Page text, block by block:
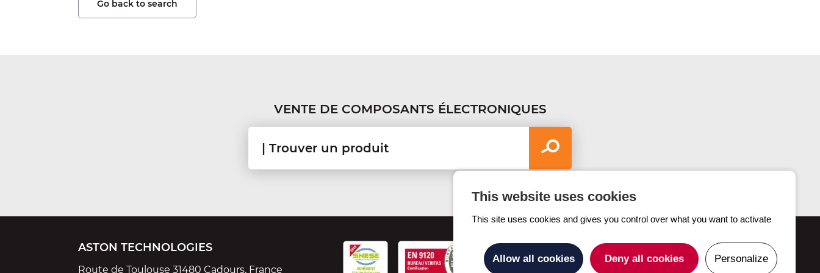
Go back to search
VENTE DE COMPOSANTS ÉLECTRONIQUES
ASTON TECHNOLOGIES
Route de Toulouse 31480 Cadours, France
Contactez-nous
This website uses cookies
This site uses cookies and gives you control over what you want to activate
Allow all cookies Deny all cookies Personalize